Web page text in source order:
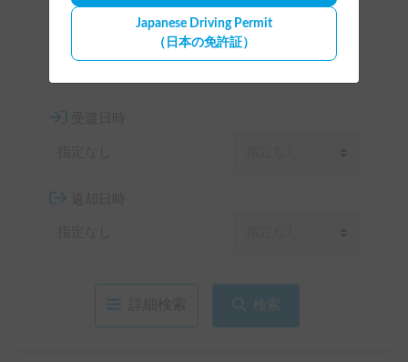
Japanese Driving Permit
（日本の免許証）
検索